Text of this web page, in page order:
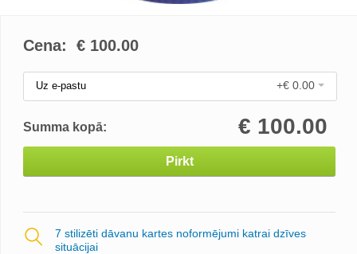
Cena: € 100.00
Uz e-pastu +€ 0.00
Summa kopā: € 100.00
Pirkt
7 stilizēti dāvanu kartes noformējumi katrai dzīves
situācijai